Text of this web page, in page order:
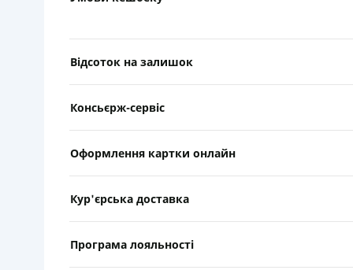
Відсоток на залишок
Консьєрж-сервіс
Оформлення картки онлайн
Кур'єрська доставка
Програма лояльності